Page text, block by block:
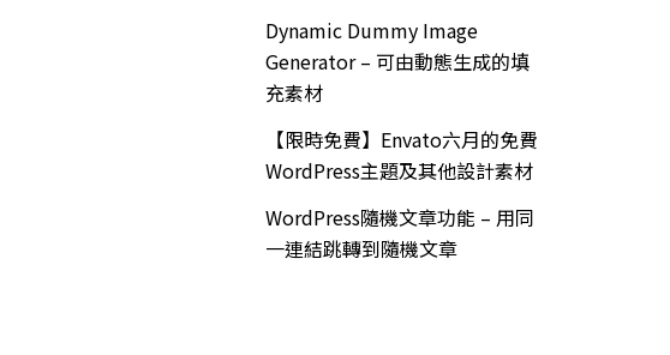
Dynamic Dummy Image
Generator – 可由動態生成的填
充素材
【限時免費】Envato六月的免費
WordPress主題及其他設計素材
WordPress隨機文章功能 – 用同
一連結跳轉到隨機文章